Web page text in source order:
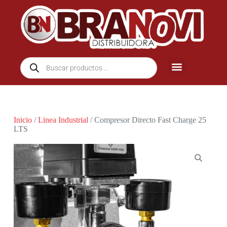
Inicio/Linea Industrial / Compresor Directo Fast Charge 25
LTS